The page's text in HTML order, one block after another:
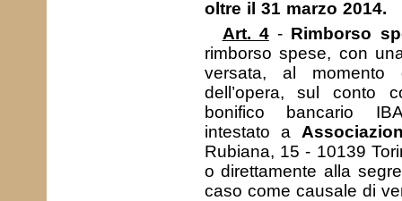
oltre il 31 marzo 2014.
Art. 4- Rimborso
rimborso spese, con
versata, al momento
dell’opera, sul conto
bonifico bancario
intestato a
Rubiana, 15 - 10139
o direttamente alla
caso come causale di